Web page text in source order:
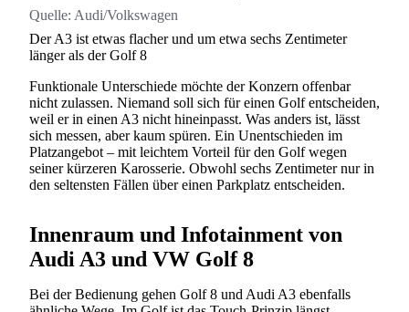
Quelle: Audi/Volkswagen
Der A3 ist etwas flacher und um etwa sechs Zentimeter
länger als der Golf 8
Funktionale Unterschiede möchte der Konzern offenbar
nicht zulassen. Niemand soll sich für einen Golf entscheiden,
weil er in einen A3 nicht hineinpasst. Was anders ist, lässt
sich messen, aber kaum spüren. Ein Unentschieden im
Platzangebot – mit leichtem Vorteil für den Golf wegen
seiner kürzeren Karosserie. Obwohl sechs Zentimeter nur in
den seltensten Fällen über einen Parkplatz entscheiden.
Innenraum und Infotainment von
Audi A3 und VW Golf 8
Bei der Bedienung gehen Golf 8 und Audi A3 ebenfalls